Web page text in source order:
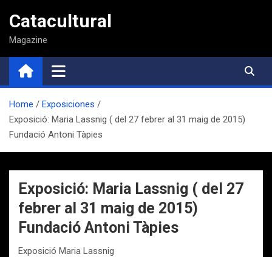
contenido
Catacultural
Magazine
Home
Exposiciones
Exposició: Maria Lassnig ( del 27 febrer al 31 maig de 2015)
Fundació Antoni Tàpies
Exposició: Maria Lassnig ( del 27
febrer al 31 maig de 2015)
Fundació Antoni Tàpies
Exposició Maria Lassnig